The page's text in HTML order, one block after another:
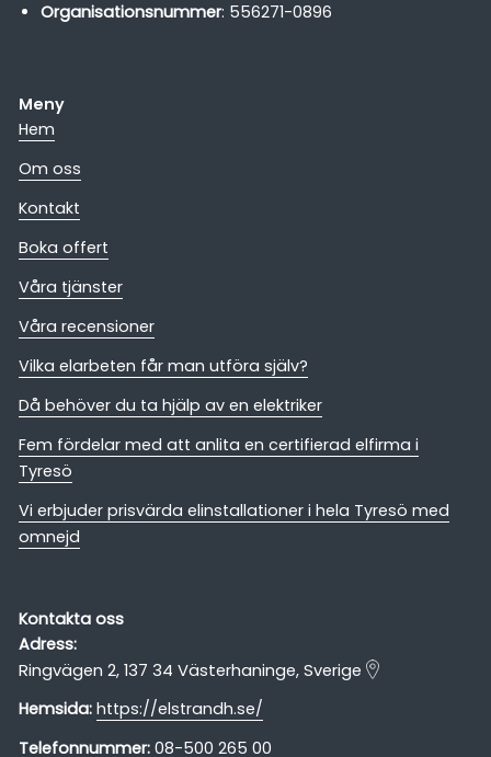
Organisationsnummer: 556271-0896
Meny
Hem
Om oss
Kontakt
Boka offert
Våra tjänster
Våra recensioner
Vilka elarbeten får man utföra själv?
Då behöver du ta hjälp av en elektriker
Fem fördelar med att anlita en certifierad elfirma i
Tyresö
Vi erbjuder prisvärda elinstallationer i hela Tyresö med
omnejd
Kontakta oss
Adress:
Ringvägen 2, 137 34 Västerhaninge, Sverige
Hemsida: https://elstrandh.se/
Telefonnummer: 08-500 265 00